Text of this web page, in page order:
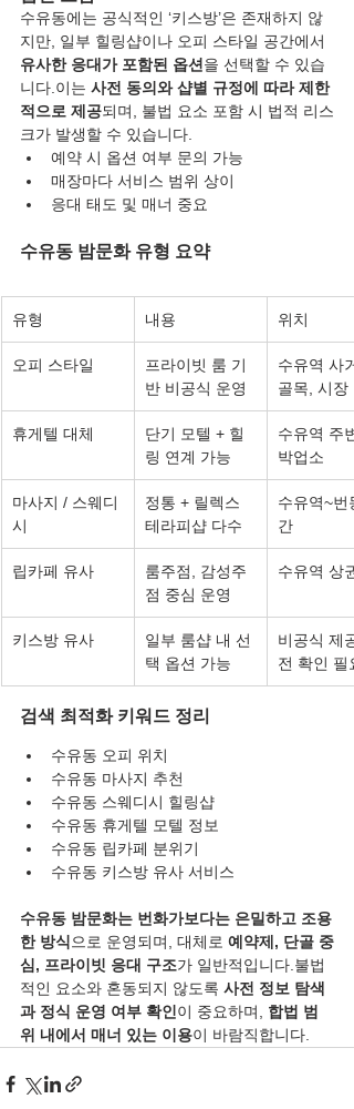
수유동에는 공식적인 ‘키스방’은 존재하지 않
지만, 일부 힐링샵이나 오피 스타일 공간에서
유사한 응대가 포함된 옵션 을 선택할 수 있습
니다.이는 사전 동의와 샵별 규정에 따라 제한
적으로 제공되며, 불법 요소 포함 시 법적 리스
크가 발생할 수 있습니다.
예약 시 옵션 여부 문의 가능
매장마다 서비스 범위 상이
응대 태도 및 매너 중요
수유동 밤문화 유형 요약
유형 내용 위치
오피 스타일
프라이빗 룸 기
반 비공식 운영
수유역 사
골목, 시장
휴게텔 대체
단기 모텔 + 힐
링 연계 가능
수유역 주
박업소
마사지 / 스웨디
시
정통 + 릴렉스
테라피샵 다수
수유역~번
간
립카페 유사
룸주점, 감성주
점 중심 운영
수유역 상
키스방 유사
일부 룸샵 내 선
택 옵션 가능
비공식 제
전 확인 필요
검색 최적화 키워드 정리
수유동 오피 위치
수유동 마사지 추천
수유동 스웨디시 힐링샵
수유동 휴게텔 모텔 정보
수유동 립카페 분위기
수유동 키스방 유사 서비스
수유동 밤문화는 번화가보다는 은밀하고 조용
한 방식 으로 운영되며, 대체로 예약제, 단골 중
심, 프라이빗 응대 구조가 일반적입니다.불법
적인 요소와 혼동되지 않도록 사전 정보 탐색
과 정식 운영 여부 확인 이 중요하며, 합법 범
위 내에서 매너 있는 이용이 바람직합니다.